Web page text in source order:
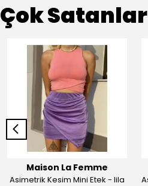
Çok Satanlar
Maison La Femme
Asimetrik Kesim Mini Etek - lila